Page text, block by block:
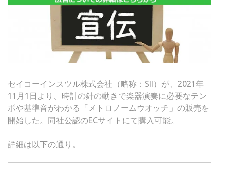
セイコーインスツル株式会社（略称：SII）が、2021年
11月1日より、時計の針の動きで楽器演奏に必要なテン
ポや基準音がわかる「メトロノームウオッチ」の販売を
開始した。同社公認のECサイトにて購入可能。
詳細は以下の通り。